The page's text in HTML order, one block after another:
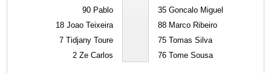
90 Pablo
18 Joao Teixeira
7 Tidjany Toure
2 Ze Carlos
35 Goncalo Miguel
88 Marco Ribeiro
75 Tomas Silva
76 Tome Sousa